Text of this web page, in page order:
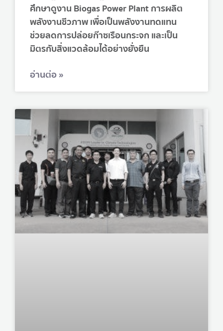
ศึกษาดูงาน Biogas Power Plant การผลิต
พลังงานชีวภาพ เพื่อเป็นพลังงานทดแทน
ช่วยลดการปล่อยก๊าซเรือนกระจก และเป็น
มิตรกับสิ่งแวดล้อมได้อย่างยั่งยืน
อ่านต่อ »